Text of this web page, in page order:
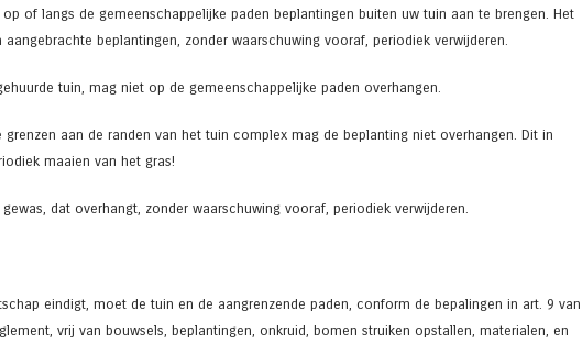
of langs de gemeenschappelijke paden beplantingen buiten uw tuin aan te brengen. Het
beplantingen, zonder waarschuwing vooraf, periodiek verwijderen.
tuin, mag niet op de gemeenschappelijke paden overhangen.
grenzen aan de randen van het tuin complex mag de beplanting niet overhangen. Dit in
maaien van het gras!
dat overhangt, zonder waarschuwing vooraf, periodiek verwijderen.
eindigt, moet de tuin en de aangrenzende paden, conform de bepalingen in art. 9 van
vrij van bouwsels, beplantingen, onkruid, bomen struiken opstallen, materialen, en